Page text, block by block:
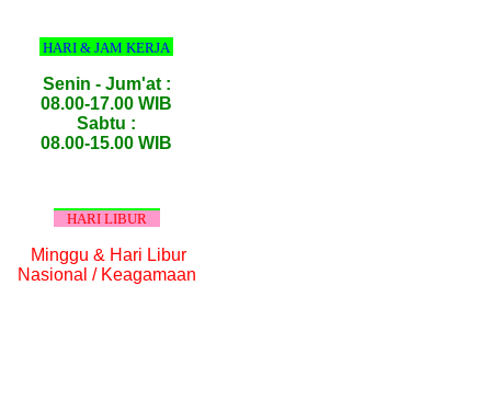
HARI & JAM KERJA
Senin - Jum'at :
08.00-17.00 WIB
Sabtu :
08.00-15.00 WIB
HARI LIBUR
Minggu & Hari Libur
Nasional / Keagamaan